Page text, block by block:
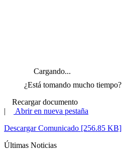
Cargando...
¿Está tomando mucho tiempo?
Recargar documento
|
Abrir en nueva pestaña
Descargar Comunicado [256.85 KB]
Últimas Noticias